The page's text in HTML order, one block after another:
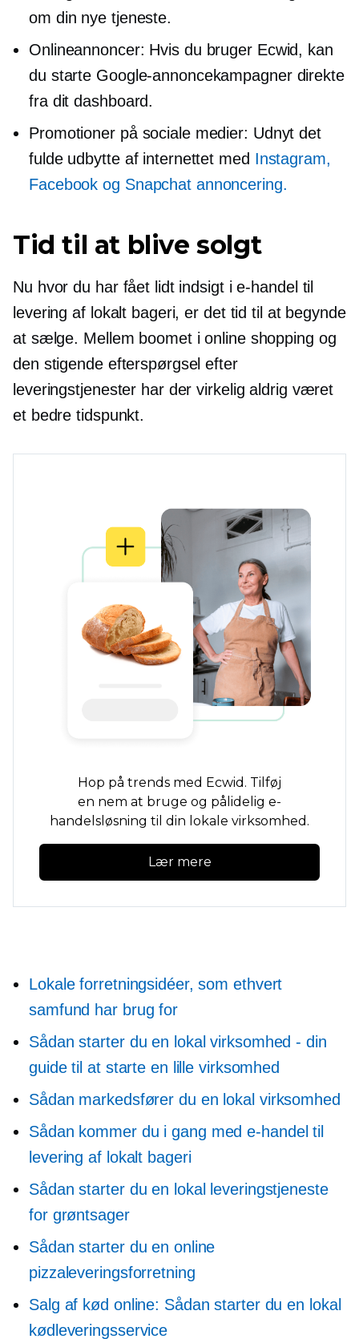
om din nye tjeneste.
Onlineannoncer: Hvis du bruger Ecwid, kan
du starte Google-annoncekampagner direkte
fra dit dashboard.
Promotioner på sociale medier: Udnyt det
fulde udbytte af internettet med Instagram,
Facebook og Snapchat annoncering.
Tid til at blive solgt
Nu hvor du har fået lidt indsigt i e-handel til
levering af lokalt bageri, er det tid til at begynde
at sælge. Mellem boomet i online shopping og
den stigende efterspørgsel efter
leveringstjenester har der virkelig aldrig været
et bedre tidspunkt.
Hop på trends med Ecwid. Tilføj
en nem at bruge og pålidelig e-
handelsløsning til din lokale virksomhed.
Lær mere
Lokale forretningsidéer, som ethvert
samfund har brug for
Sådan starter du en lokal virksomhed - din
guide til at starte en lille virksomhed
Sådan markedsfører du en lokal virksomhed
Sådan kommer du i gang med e-handel til
levering af lokalt bageri
Sådan starter du en lokal leveringstjeneste
for grøntsager
Sådan starter du en online
pizzaleveringsforretning
Salg af kød online: Sådan starter du en lokal
kødleveringsservice